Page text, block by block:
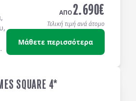
,
,
ΑΠΟ2.690€
Τελική τιμή ανά άτομο
Μάθετε περισσότερα
SQUARE 4*